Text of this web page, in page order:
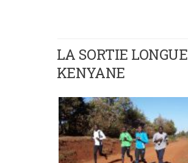
LA SORTIE LONGUE
KENYANE